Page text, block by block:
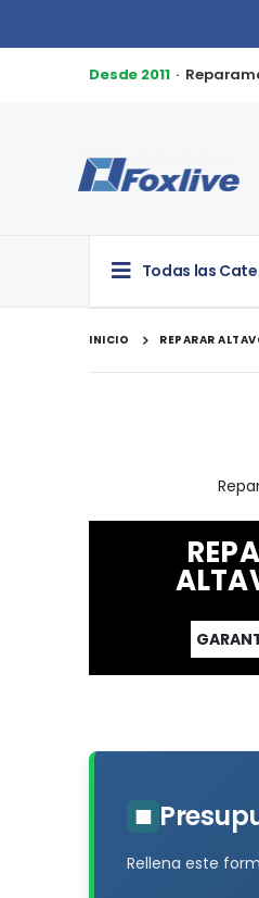
Desde 2011·
Todas las
INICIO REPARAR
■
Rellena este